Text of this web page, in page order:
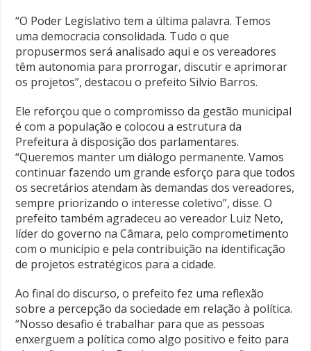
“O Poder Legislativo tem a última palavra. Temos
uma democracia consolidada. Tudo o que
propusermos será analisado aqui e os vereadores
têm autonomia para prorrogar, discutir e aprimorar
os projetos”, destacou o prefeito Silvio Barros.
Ele reforçou que o compromisso da gestão municipal
é com a população e colocou a estrutura da
Prefeitura à disposição dos parlamentares.
“Queremos manter um diálogo permanente. Vamos
continuar fazendo um grande esforço para que todos
os secretários atendam às demandas dos vereadores,
sempre priorizando o interesse coletivo”, disse. O
prefeito também agradeceu ao vereador Luiz Neto,
líder do governo na Câmara, pelo comprometimento
com o município e pela contribuição na identificação
de projetos estratégicos para a cidade.
Ao final do discurso, o prefeito fez uma reflexão
sobre a percepção da sociedade em relação à política.
“Nosso desafio é trabalhar para que as pessoas
enxerguem a política como algo positivo e feito para